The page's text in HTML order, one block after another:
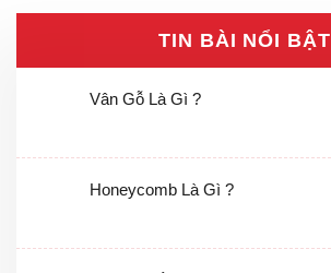
TIN BÀI NỔI BẬT
Vân Gỗ Là Gì ?
Honeycomb Là Gì ?